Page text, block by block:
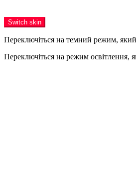
Switch skin
Переключіться на темний режим,
Переключіться на режим освітлення,